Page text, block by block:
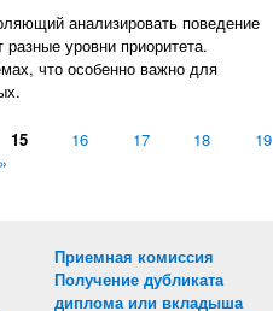
анализировать поведение
уровни приоритета.
что особенно важно для
15 16 17 18
19
Приемная комиссия
Получение дубликата
диплома или вкладыша